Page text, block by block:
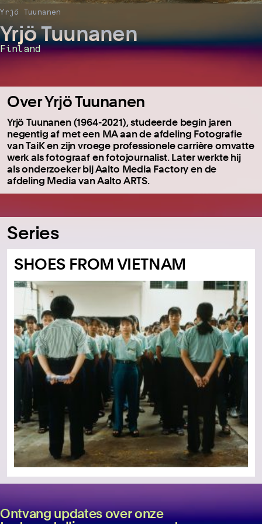
Yrjö Tuunanen
Finland
Yrjö Tuunanen
Over Yrjö Tuunanen
Yrjö Tuunanen (1964-2021), studeerde begin jaren
negentig af met een MA aan de afdeling Fotografie
van TaiK en zijn vroege professionele carrière omvatte
werk als fotograaf en fotojournalist. Later werkte hij
als onderzoeker bij Aalto Media Factory en de
afdeling Media van Aalto ARTS.
Series
SHOES FROM VIETNAM
Ontvang updates over onze